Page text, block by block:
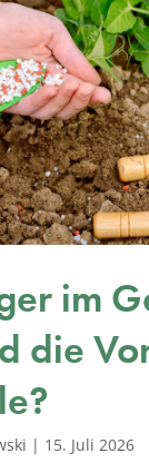
im
die
| 15. Juli 2026